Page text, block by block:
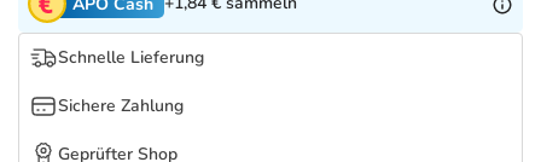
Tierapotheke
Vitamine & Mineralstoffe
Salus Deals
Schnelle Lieferung
Sichere Zahlung
Geprüfter Shop